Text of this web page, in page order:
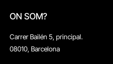
ON SOM?
Carrer Bailén 5, principal.
08010, Barcelona